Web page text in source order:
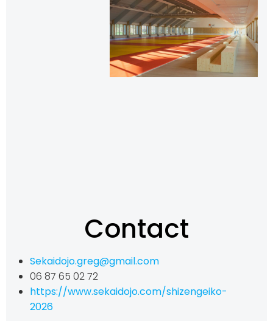
Contact
Sekaidojo.greg@gmail.com
06 87 65 02 72
https://www.sekaidojo.com/shizengeiko-
2026